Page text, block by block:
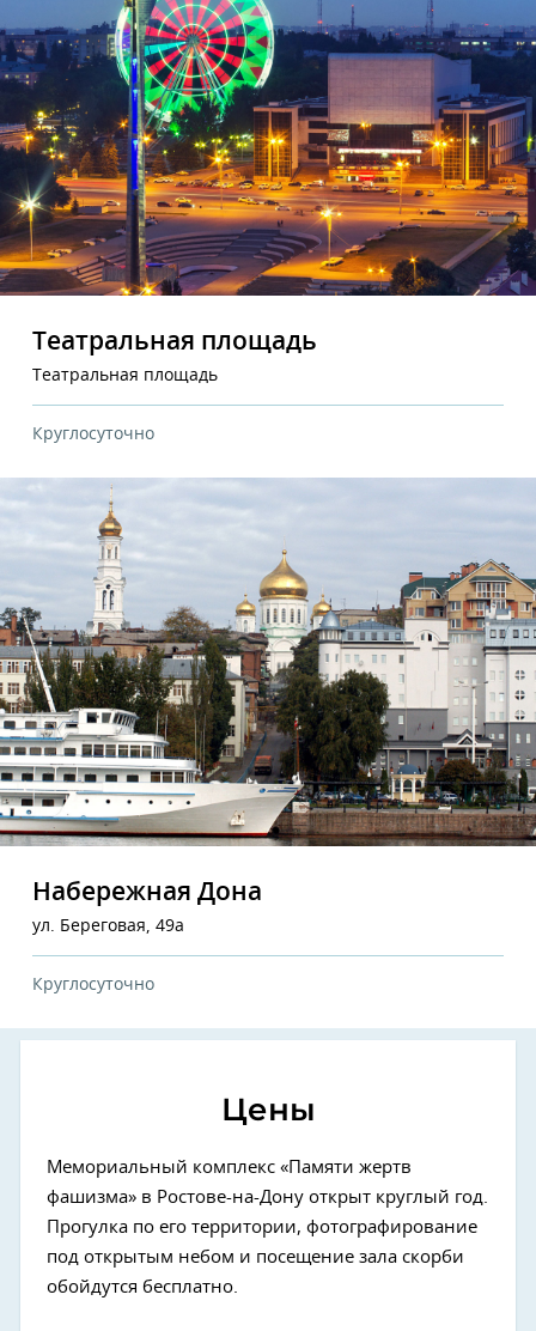
Театральная площадь
Театральная площадь
Круглосуточно
Набережная Дона
ул. Береговая, 49а
Круглосуточно
Цены
Мемориальный комплекс «Памяти жертв
фашизма» в Ростове-на-Дону открыт круглый год.
Прогулка по его территории, фотографирование
под открытым небом и посещение зала скорби
обойдутся бесплатно.